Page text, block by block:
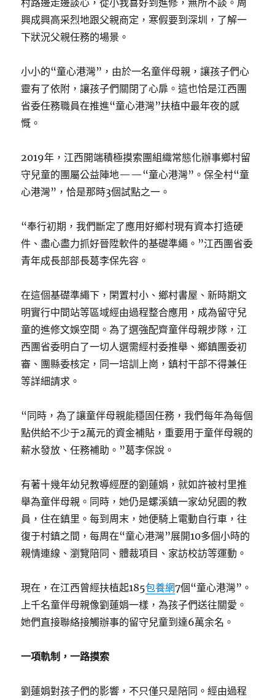
村路邊走邊談心，從小我喜好到進修，無所不談。周
興成興高采烈地跟父親商定，寒假要到深圳，了解一
下狀況父親任務的場景。
小小的“童心港灣”，由於一名童伴母親，讓孩子們心
靈有了依附，讓孩子們關閉了心扉。這也恰是江西團
省委任務職員在推進“童心港灣”扶植中最年夜的感
慨。
2019年，江西開端積極摸索團組織常態化辦事鄉村留
守兒童的團屬公益陣地——“童心港灣”。保全村“童
心港灣”，恰是那時3個試點之一。
“奉行初期，我們斷定了應用好鄉村現有資本打造硬
件、盡心盡力抓好晉陞軟件的基礎準繩。”江西團省委
青年成長部部長葛李保先容。
在這個基礎準繩下，閑置村小、鄉村書屋、新時期文
明實行中間站等區域經由過程整合應用，成為留守兒
童的進修文娛空間。為了選強配齊童伴母親步隊，江
西團省委明白了一切人選需經村委推舉、鄉鎮團委初
審、團縣委核定，同一培訓上崗，鎮村干部不得兼任
等詳細請求。
“同時，為了讓童伴母親能穩固任務，我們每年為每個
點供給不少于2萬元的資金補貼，重要用于童伴母親的
薪水發放、任務補助。”葛李保說。
有著十幾年幼兒教導經歷的劉蓮娟，就如許被村里推
舉為童伴母親。同時，她仍是螺溪鎮一家幼兒園的教
員，住在鎮里。每到周末，她便騎上電動自行車，往
復于村鎮之間，每周在“童心港灣”展開10多個小時的
親情連線、瀏覽陪同、體裁項目、家訪校訪等運動。
現在，在江西曾經扶植起185包養網7個“童心港灣”。
上千名童伴母親像劉蓮娟一樣，為孩子們送往關愛。
她們直接聯絡接觸辦事的留守兒童到達6萬余名。
一項軌制，一路摸索
劉蓮娟對孩子們的影響，不只僅只是陪同。經由過程